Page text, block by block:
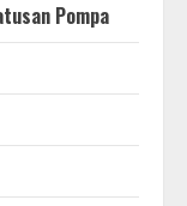
Pompa